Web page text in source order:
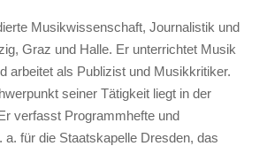
Musikwissenschaft, Journalistik und
Graz und Halle. Er unterrichtet Musik
arbeitet als Publizist und Musikkritiker.
seiner Tätigkeit liegt in der
verfasst Programmhefte und
a. für die Staatskapelle Dresden, das